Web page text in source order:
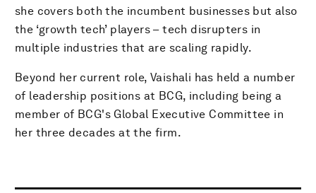
she covers both the incumbent businesses but also
the ‘growth tech’ players – tech disrupters in
multiple industries that are scaling rapidly.
Beyond her current role, Vaishali has held a number
of leadership positions at BCG, including being a
member of BCG's Global Executive Committee in
her three decades at the firm.